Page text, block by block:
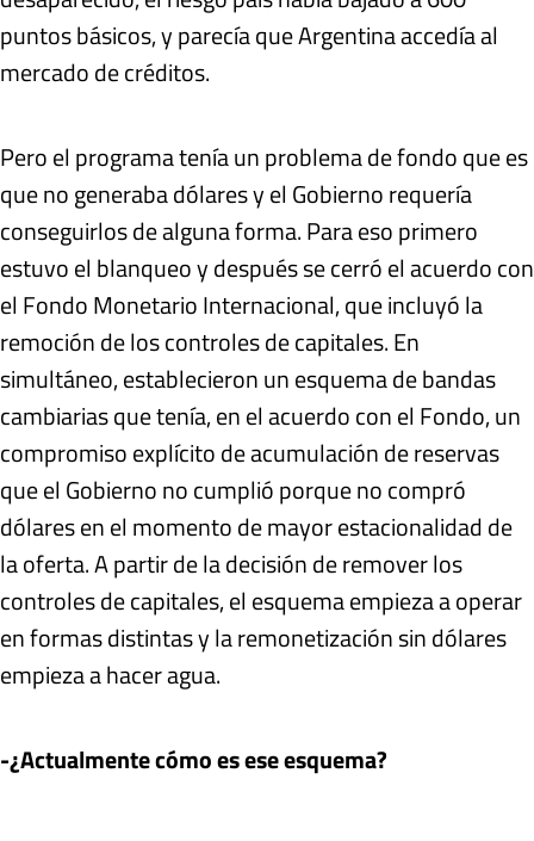
puntos básicos, y parecía que Argentina accedía al
mercado de créditos.
Pero el programa tenía un problema de fondo que es
que no generaba dólares y el Gobierno requería
conseguirlos de alguna forma. Para eso primero
estuvo el blanqueo y después se cerró el acuerdo con
el Fondo Monetario Internacional, que incluyó la
remoción de los controles de capitales. En
simultáneo, establecieron un esquema de bandas
cambiarias que tenía, en el acuerdo con el Fondo, un
compromiso explícito de acumulación de reservas
que el Gobierno no cumplió porque no compró
dólares en el momento de mayor estacionalidad de
la oferta. A partir de la decisión de remover los
controles de capitales, el esquema empieza a operar
en formas distintas y la remonetización sin dólares
empieza a hacer agua.
-¿Actualmente cómo es ese esquema?